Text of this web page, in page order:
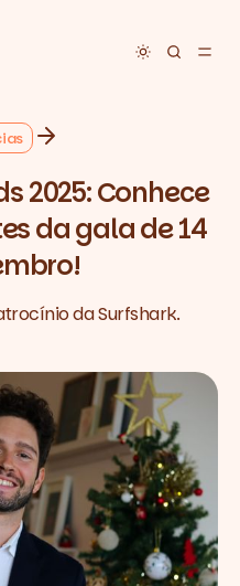
Toggle
2025: Conhece
da gala de 14
da Surfshark.